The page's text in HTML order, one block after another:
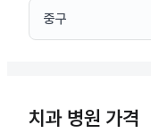
중구
치과 병원 가격